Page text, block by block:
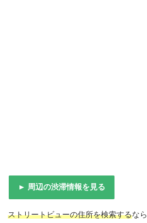
► 周辺の渋滞情報を見る
ストリートビューの住所を検索するなら